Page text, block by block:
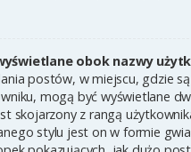
obok nazwy
postów, w miejscu, gdzie
mogą być wyświetlane
skojarzony z rangą
stylu jest on w formie